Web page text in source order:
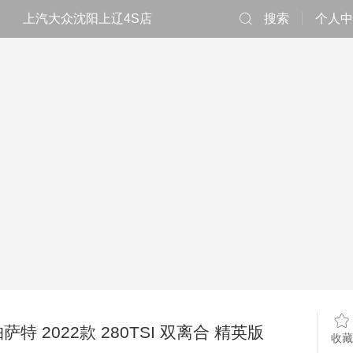
上汽大众沈阳上辽4S店 个人
搜索
萨特 2022款 280TSI 双离合 精英版 收藏